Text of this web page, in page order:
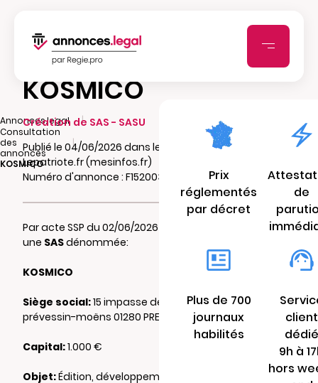
Annonces.legal
|
Consultation
des
annonces
|
KOSMICO
KOSMICO
Création de SAS - SASU
Publié le 04/06/2026 dans le journal
Lepatriote.fr (mesinfos.fr)
Numéro d'annonce : F152003525sbz
Par acte SSP du 02/06/2026 il a été constitué
une SASdénommée:
KOSMICO
Siège social:15 impasse des violettes, 01280
prévessin-moëns 01280 PREVESSIN MOENS
Capital:1.000 €
Objet:Édition, développement,
Prix
réglementés
par décret
de
Plus de 700
journaux
habilités
client
dédié
9h à
hors